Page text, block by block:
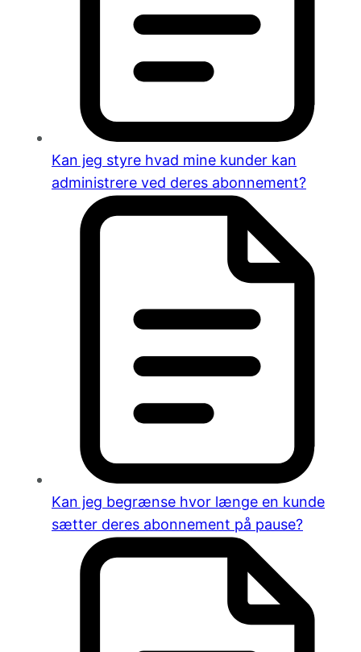
Kan jeg styre hvad mine kunder kan
administrere ved deres abonnement?
Kan jeg begrænse hvor længe en kunde
sætter deres abonnement på pause?